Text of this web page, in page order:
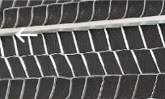
MAISON
COUNTY
JIAFU
WIRE
MESH
MANUFACTURING
CO.,LTD.
All
Rights
Reserved.